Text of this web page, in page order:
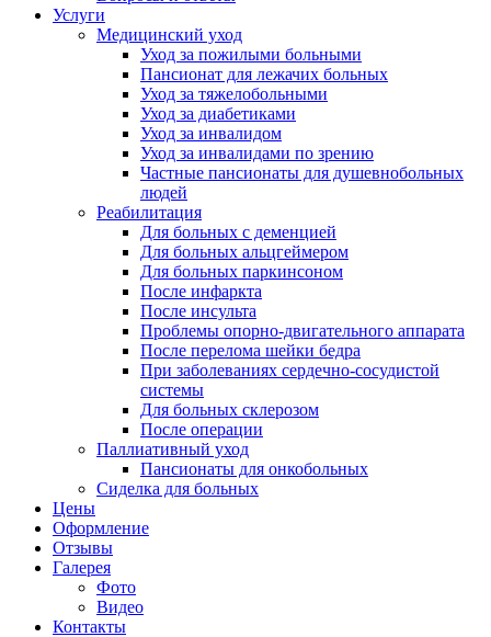
Услуги
Медицинский уход
Уход за пожилыми больными
Пансионат для лежачих больных
Уход за тяжелобольными
Уход за диабетиками
Уход за инвалидом
Уход за инвалидами по зрению
Частные пансионаты для душевнобольных
людей
Реабилитация
Для больных с деменцией
Для больных альцгеймером
Для больных паркинсоном
После инфаркта
После инсульта
Проблемы опорно-двигательного аппарата
После перелома шейки бедра
При заболеваниях сердечно-сосудистой
системы
Для больных склерозом
После операции
Паллиативный уход
Пансионаты для онкобольных
Сиделка для больных
Цены
Оформление
Отзывы
Галерея
Фото
Видео
Контакты